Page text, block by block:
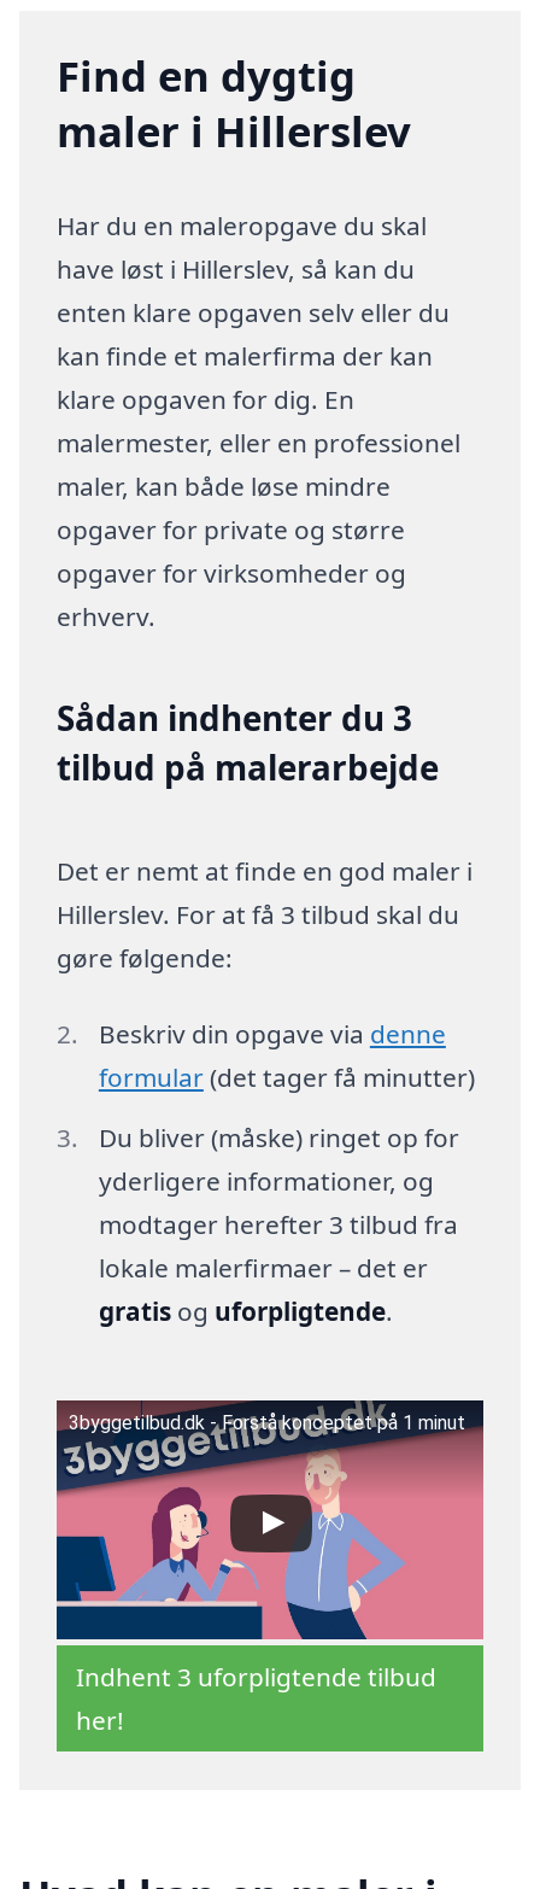
Find en dygtig
maler i Hillerslev
Har du en maleropgave du skal
have løst i Hillerslev, så kan du
enten klare opgaven selv eller du
kan finde et malerfirma der kan
klare opgaven for dig. En
malermester, eller en professionel
maler, kan både løse mindre
opgaver for private og større
opgaver for virksomheder og
erhverv.
Sådan indhenter du 3
tilbud på malerarbejde
Det er nemt at finde en god maler i
Hillerslev. For at få 3 tilbud skal du
gøre følgende:
Beskriv din opgave via denne
formular(det tager få minutter)
Du bliver (måske) ringet op for
yderligere informationer, og
modtager herefter 3 tilbud fra
lokale malerfirmaer – det er
gratisog uforpligtende.
3byggetilbud.dk - Forstå konceptet på 1 minut
Indhent 3 uforpligtende tilbud
her!